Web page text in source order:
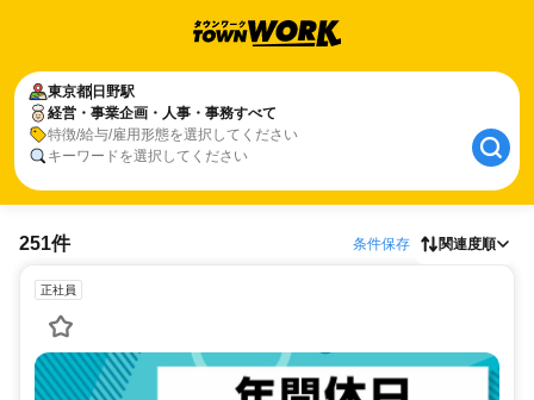
東京都 日野駅
経営・事業企画・人事・事務すべて
特徴/給与/雇用形態を選択してください
キーワードを選択してください
251件 条件保存 関連度順
正社員